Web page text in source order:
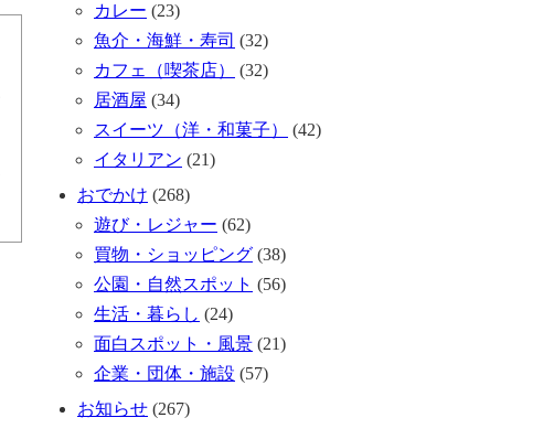
カレー (23)
魚介・海鮮・寿司 (32)
カフェ（喫茶店）
(32)
居酒屋 (34)
スイーツ（洋・和菓子）
(42)
イタリアン (21)
おでかけ (268)
遊び・レジャー (62)
買物・ショッピング (38)
公園・自然スポット (56)
生活・暮らし (24)
面白スポット・風景 (21)
企業・団体・施設 (57)
お知らせ (267)